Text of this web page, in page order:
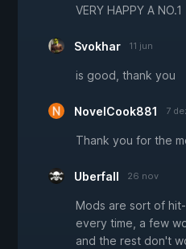
VERY HAPPY A NO.1
Svokhar 11 jun
is good, thank you
NovelCook881 7
Thank you for the
Uberfall 26 nov
Mods are sort of
every time, a few
and the rest don't